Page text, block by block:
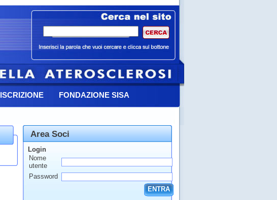
ISCRIZIONE FONDAZIONE SISA
Area Soci
Login
Nome
utente
Password
ENTRA